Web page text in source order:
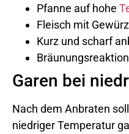
Pfanne auf hohe
Fleisch mit
Kurz und scharf
Garen bei
Nach dem Anbraten
niedriger Temperatur